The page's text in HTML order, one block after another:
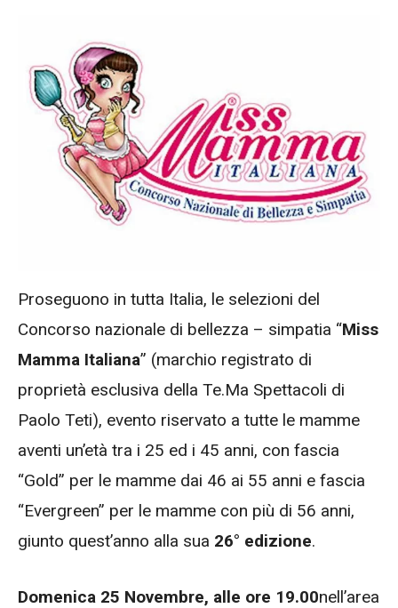
Proseguono in tutta Italia, le selezioni del
Concorso nazionale di bellezza – simpatia “Miss
Mamma Italiana” (marchio registrato di
proprietà esclusiva della Te.Ma Spettacoli di
Paolo Teti), evento riservato a tutte le mamme
aventi un’età tra i 25 ed i 45 anni, con fascia
“Gold” per le mamme dai 46 ai 55 anni e fascia
“Evergreen” per le mamme con più di 56 anni,
giunto quest’anno alla sua 26° edizione.
Domenica 25 Novembre, alle ore 19.00nell’area